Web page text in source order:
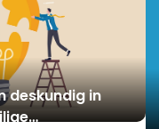
deskundig in